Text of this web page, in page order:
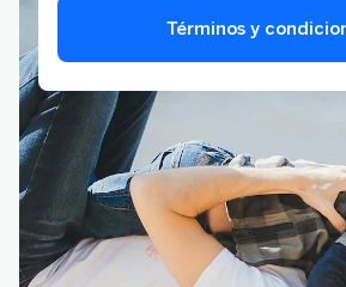
Términos y